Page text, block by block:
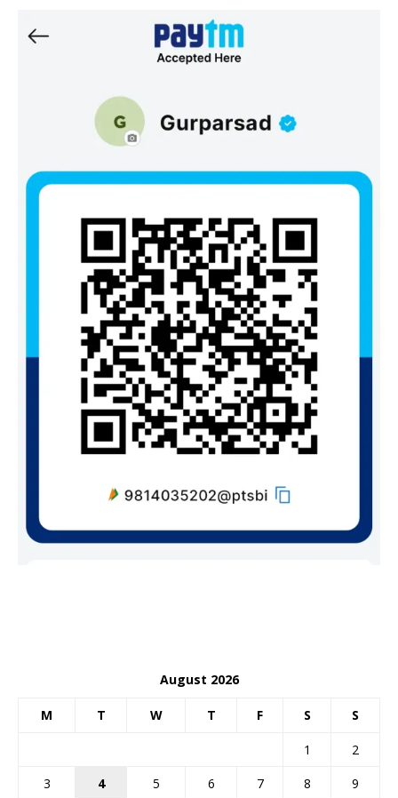
August 2026
M T W T F S S
1
2
3
4 5 6 7 8
9